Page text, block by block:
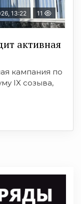
13:22 11
активная
кампания по
IX созыва,